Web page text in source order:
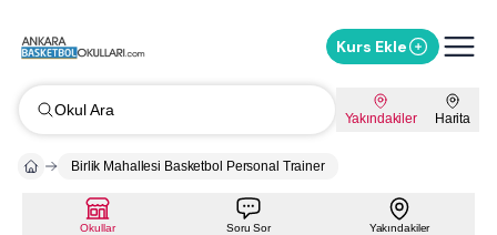
Kurs Ekle
Okul Ara Yakındakiler Harita
Birlik Mahallesi Basketbol Personal Trainer
Okullar Soru Sor Yakındakiler